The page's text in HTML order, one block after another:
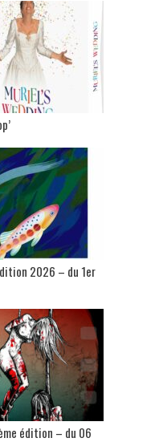
2026 – du 1er
édition – du 06